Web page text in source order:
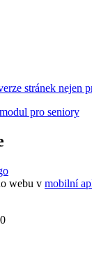
stránek nejen
webu v mobilní